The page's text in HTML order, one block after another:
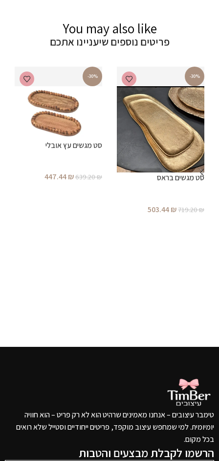
You may also like
פריטים נוספים שיעניינו אתכם
-30%
סט מגשים בראס
719.20₪
503.44₪
-30%
סט מגשים עץ אובלי
639.20₪
447.44₪
טימבר עיצובים – אנחנו מאמינים שרהיט הוא לא רק פריט – הוא חוויה
יומיומית. למי שמחפש עיצוב מוקפד, פריטים ייחודיים וסטייל שלא רואים
בכל מקום.
הרשמו לקבלת מבצעים והטבות